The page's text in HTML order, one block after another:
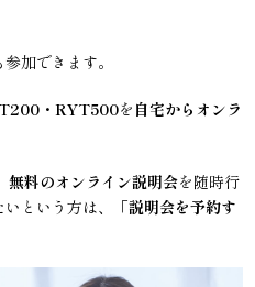
加できます。
・RYT500を 自宅からオンラ
無料のオンライン説明会を随時行
いという方は、「説明会を予約す